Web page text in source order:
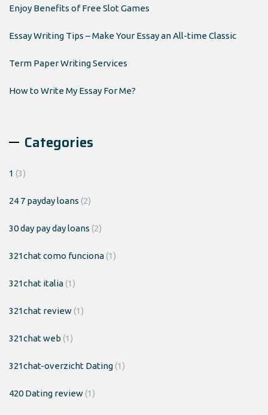
Enjoy Benefits of Free Slot Games
Essay Writing Tips – Make Your Essay an All-time Classic
Term Paper Writing Services
How to Write My Essay For Me?
Categories
1 (3)
24 7 payday loans (2)
30 day pay day loans (2)
321chat como funciona(1)
321chat italia(1)
321chat review(1)
321chat web (1)
321chat-overzicht Dating(1)
420 Dating review(1)